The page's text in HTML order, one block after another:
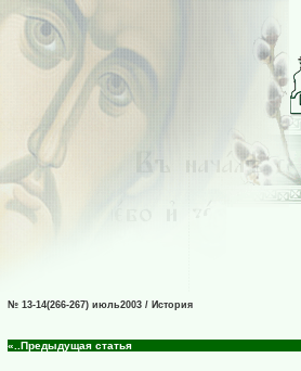
№ 13-14(266-267) июль2003 / История
«..Предыдущая статья